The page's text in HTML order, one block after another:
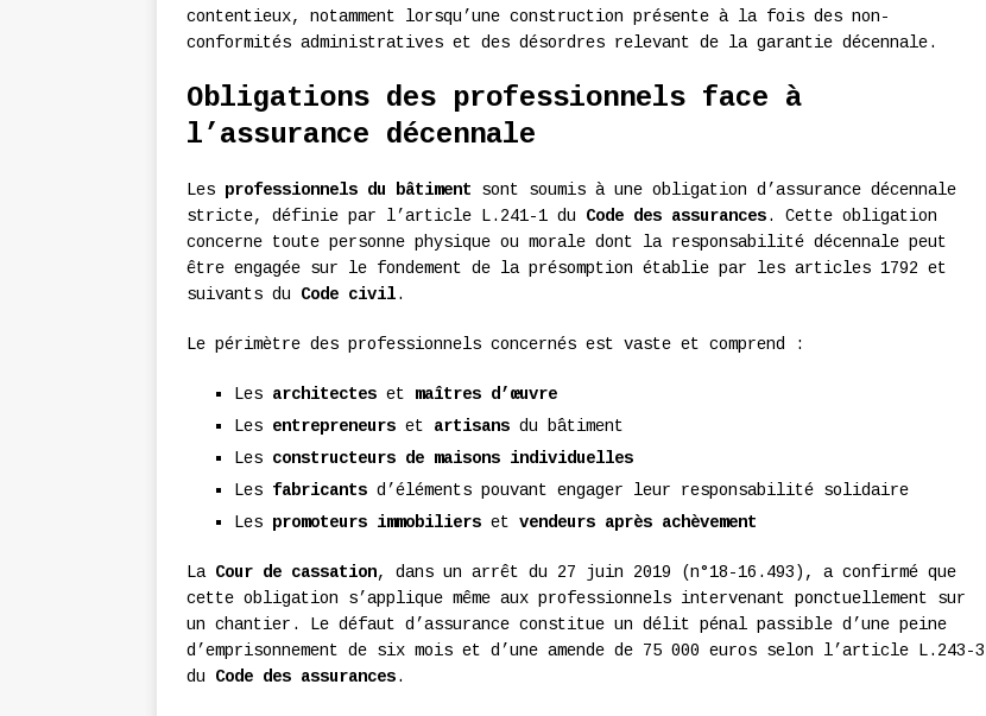
contentieux, notamment lorsqu’une construction présente à la fois des non-
conformités administratives et des désordres relevant de la garantie décennale.
Obligations des professionnels face à
l’assurance décennale
Les professionnels du bâtiment sont soumis à une obligation d’assurance décennale
stricte, définie par l’article L.241-1 du Code des assurances. Cette obligation
concerne toute personne physique ou morale dont la responsabilité décennale peut
être engagée sur le fondement de la présomption établie par les articles 1792 et
suivants du Code civil.
Le périmètre des professionnels concernés est vaste et comprend :
Les architectes et maîtres d’œuvre
Les entrepreneurs et artisans du bâtiment
Les constructeurs de maisons individuelles
Les fabricants d’éléments pouvant engager leur responsabilité solidaire
Les promoteurs immobiliers et vendeurs après achèvement
La Cour de cassation, dans un arrêt du 27 juin 2019 (n°18-16.493), a confirmé que
cette obligation s’applique même aux professionnels intervenant ponctuellement sur
un chantier. Le défaut d’assurance constitue un délit pénal passible d’une peine
d’emprisonnement de six mois et d’une amende de 75 000 euros selon l’article L.243-3
du Code des assurances.